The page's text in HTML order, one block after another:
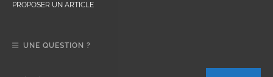
PROPOSER UN ARTICLE
UNE QUESTION ?